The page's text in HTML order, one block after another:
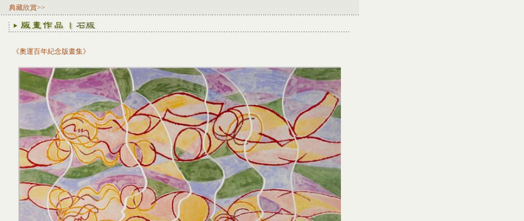
典藏欣賞>>
《奧運百年紀念版畫集》